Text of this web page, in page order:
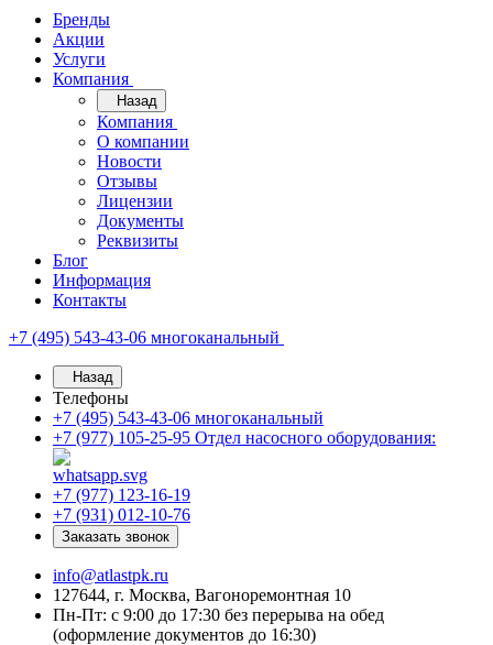
Бренды
Акции
Услуги
Компания
Назад
Компания
О компании
Новости
Отзывы
Лицензии
Документы
Реквизиты
Блог
Информация
Контакты
+7 (495) 543-43-06 многоканальный
Назад
Телефоны
+7 (495) 543-43-06 многоканальный
+7 (977) 105-25-95 Отдел насосного оборудования:
+7 (977) 123-16-19
+7 (931) 012-10-76
Заказать звонок
info@atlastpk.ru
127644, г. Москва, Вагоноремонтная 10
Пн-Пт: с 9:00 до 17:30 без перерыва на обед
(оформление документов до 16:30)